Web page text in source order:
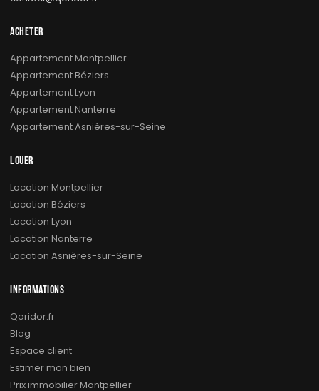
ACHETER
Appartement Montpellier
Appartement Béziers
Appartement Lyon
Appartement Nanterre
Appartement Asnières-sur-Seine
LOUER
Location Montpellier
Location Béziers
Location Lyon
Location Nanterre
Location Asnières-sur-Seine
INFORMATIONS
Qoridor.fr
Blog
Espace client
Estimer mon bien
Prix immobilier Montpellier